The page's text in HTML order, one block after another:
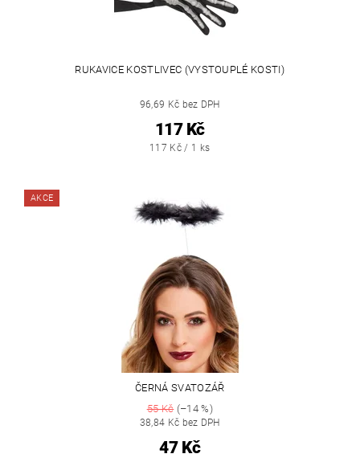
RUKAVICE KOSTLIVEC (VYSTOUPLÉ KOSTI)
96,69 Kč bez DPH
117 Kč
117 Kč / 1 ks
AKCE
ČERNÁ SVATOZÁŘ
55 Kč(–14 %)
38,84 Kč bez DPH
47 Kč